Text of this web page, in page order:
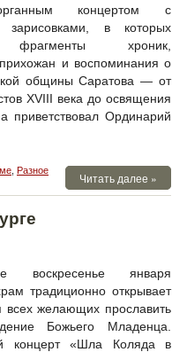
концертом с
зарисовками, в которых
фрагменты хроник,
прихожан и воспоминания о
общины Саратова — от
XVIII века до освящения
приветствовал Ординарий
Разное
Читать далее »
воскресенье января
традиционно открывает
всех желающих прославить
Божьего Младенца.
концерт «Шла Коляда в